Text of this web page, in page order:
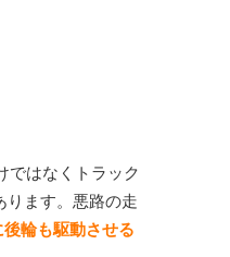
ではなくトラック
ります。悪路の走
輪も駆動させる